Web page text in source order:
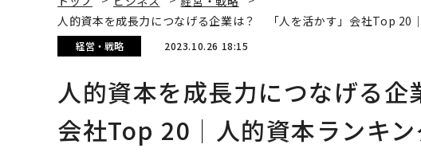
人的資本を成長力につなげる企業は？ 「人を活かす」会社Top 20
経営・戦略 2023.10.26 18:15
人的資本を成長力につなげる
会社Top 20｜人的資本ランキン